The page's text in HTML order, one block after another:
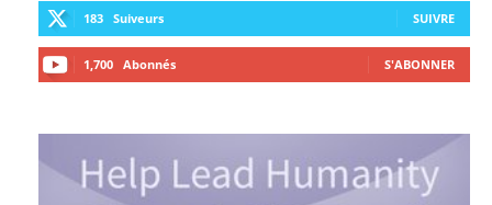
183 Suiveurs SUIVRE
1,700 Abonnés S'ABONNER